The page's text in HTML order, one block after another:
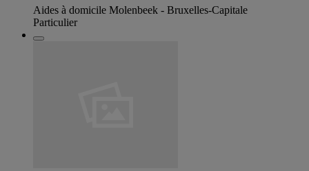
Aides à domicile Molenbeek - Bruxelles-Capitale
Particulier